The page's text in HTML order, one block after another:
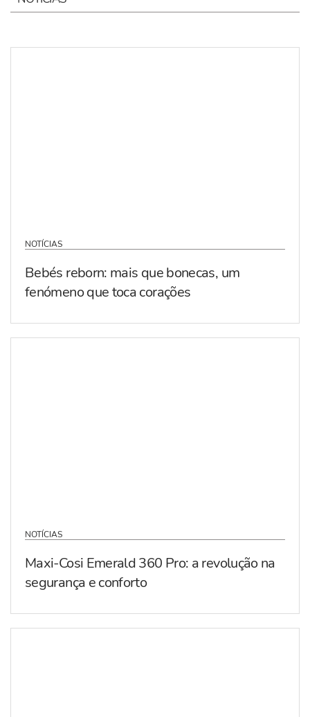
NOTÍCIAS
Bebés reborn: mais que bonecas, um
fenómeno que toca corações
NOTÍCIAS
Maxi-Cosi Emerald 360 Pro: a revolução na
segurança e conforto